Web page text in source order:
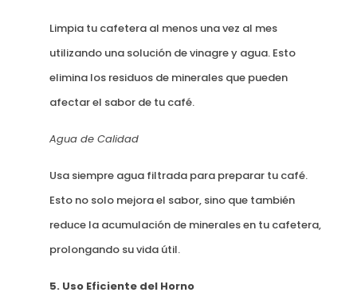
Limpia tu cafetera al menos una vez al mes
utilizando una solución de vinagre y agua. Esto
elimina los residuos de minerales que pueden
afectar el sabor de tu café.
Agua de Calidad
Usa siempre agua filtrada para preparar tu café.
Esto no solo mejora el sabor, sino que también
reduce la acumulación de minerales en tu cafetera,
prolongando su vida útil.
5. Uso Eficiente del Horno